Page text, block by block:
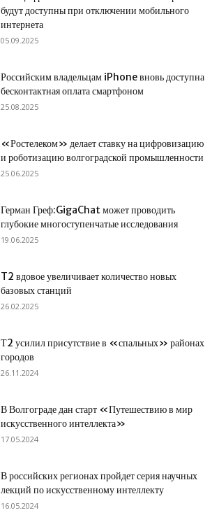
будут доступны при отключении мобильного
интернета
05.09.2025
Российским владельцам iPhone вновь доступна
бесконтактная оплата смартфоном
25.08.2025
«Ростелеком» делает ставку на цифровизацию
и роботизацию волгоградской промышленности
25.06.2025
Герман Греф:GigaChat может проводить
глубокие многоступенчатые исследования
19.06.2025
T2 вдовое увеличивает количество новых
базовых станций
26.02.2025
Т2 усилил присутствие в «спальных» районах
городов
26.11.2024
В Волгограде дан старт «Путешествию в мир
искусственного интеллекта»
17.05.2024
В российских регионах пройдет серия научных
лекций по искусственному интеллекту
16.05.2024